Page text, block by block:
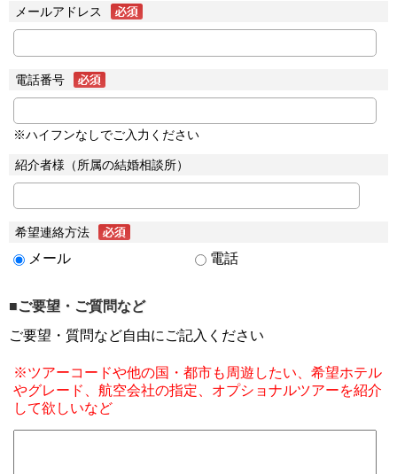
メールアドレス
電話番号
※ハイフンなしでご入力ください
紹介者様（所属の結婚相談所）
希望連絡方法
メール 電話
■ご要望・ご質問など
ご要望・質問など自由にご記入ください
※ツアーコードや他の国・都市も周遊したい、希望ホテル
やグレード、航空会社の指定、オプショナルツアーを紹介
して欲しいなど